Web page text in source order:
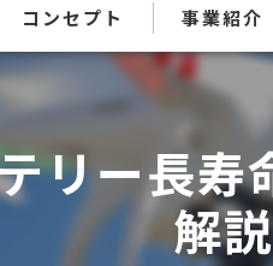
コンセプト
代表挨拶
事業紹介
リー長
解説